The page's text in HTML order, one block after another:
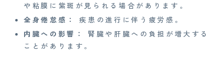
や粘膜に紫斑が見られる場合があります。
全身倦怠感：
疾患の進行に伴う疲労感。
内臓への影響：
腎臓や肝臓への負担が増大する
ことがあります。